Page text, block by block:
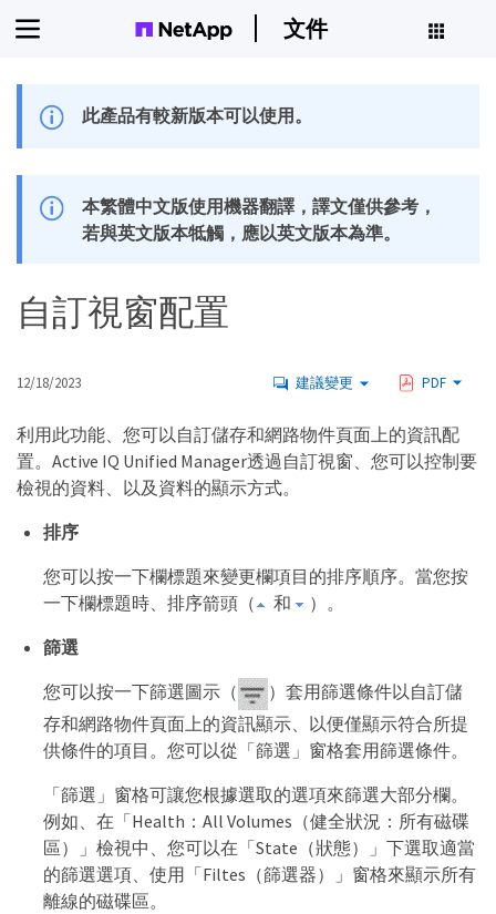
文件
此產品有較新版本可以使用。
本繁體中文版使用機器翻譯，譯文僅供參考，
若與英文版本牴觸，應以英文版本為準。
自訂視窗配置
12/18/2023 建議變更 PDF
利用此功能、您可以自訂儲存和網路物件頁面上的資訊配
置。Active IQ Unified Manager透過自訂視窗、您可以控制要
檢視的資料、以及資料的顯示方式。
排序
您可以按一下欄標題來變更欄項目的排序順序。當您按
一下欄標題時、排序箭頭（
和
）。
篩選
您可以按一下篩選圖示（
）套用篩選條件以自訂儲
存和網路物件頁面上的資訊顯示、以便僅顯示符合所提
供條件的項目。您可以從「篩選」窗格套用篩選條件。
「篩選」窗格可讓您根據選取的選項來篩選大部分欄。
例如、在「Health：All Volumes（健全狀況：所有磁碟
區）」檢視中、您可以在「State（狀態）」下選取適當
的篩選選項、使用「Filtes（篩選器）」窗格來顯示所有
離線的磁碟區。